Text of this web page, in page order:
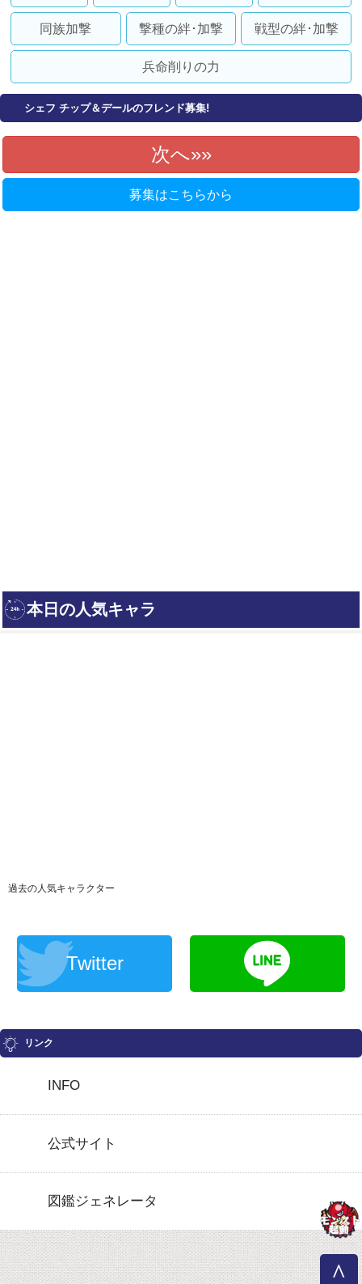
同族加撃 撃種の絆･加撃 戦型の絆･加撃
兵命削りの力
シェフ チップ＆デールのフレンド募集!
次へ»
募集はこちらから
過去の人気キャラクター
Twitter
リンク
INFO
公式サイト
図鑑ジェネレータ